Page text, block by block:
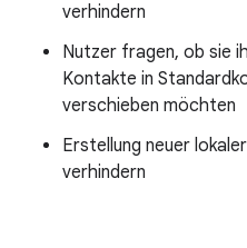
verhindern
Nutzer fragen, ob sie
Kontakte in
verschieben möchten
Erstellung neuer
verhindern